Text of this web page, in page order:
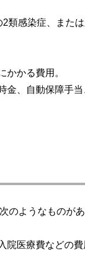
類感染症、また
かかる費用。
金、自動保障手
のようなものがあ
医療費などの費